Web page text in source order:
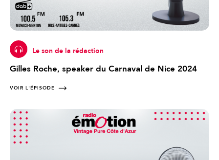
Le son de la rédaction
Gilles Roche, speaker du Carnaval de Nice 2024
VOIR L'ÉPISODE